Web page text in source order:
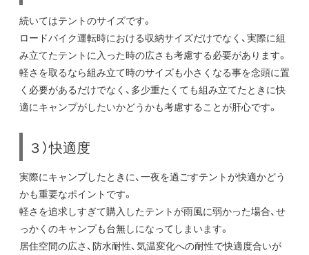
続いてはテントのサイズです。
ロードバイク運転時における収納サイズだけでなく、実際に組
み立てたテントに入った時の広さも考慮する必要があります。
軽さを取るなら組み立て時のサイズも小さくなる事を念頭に置
く必要があるだけでなく、多少重たくても組み立てたときに快
適にキャンプがしたいかどうかも考慮することが肝心です。
３）快適度
実際にキャンプしたときに、一夜を過ごすテントが快適かどう
かも重要なポイントです。
軽さを追求しすぎて購入したテントが雨風に弱かった場合、せ
っかくのキャンプも台無しになってしまいます。
居住空間の広さ、防水耐性、気温変化への耐性で快適度合いが